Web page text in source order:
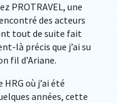
PROTRAVEL, une
des acteurs
tout de suite fait
là précis que j’ai su
fil d’Ariane.
où j’ai été
années, cette